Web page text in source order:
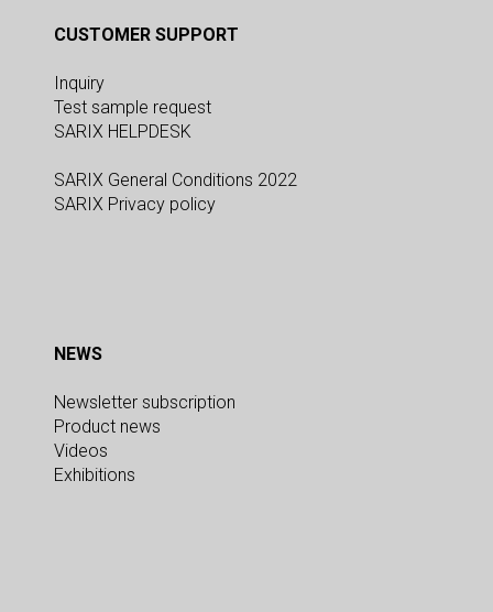
CUSTOMER SUPPORT
Inquiry
Test sample request
SARIX HELPDESK
SARIX General Conditions 2022
SARIX Privacy policy
NEWS
Newsletter subscription
Product news
Videos
Exhibitions